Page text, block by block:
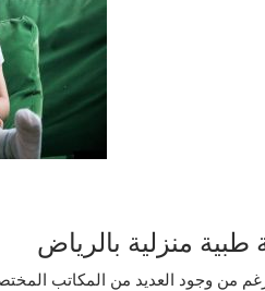
طبية منزلية بالرياض
من وجود العديد من المكاتب